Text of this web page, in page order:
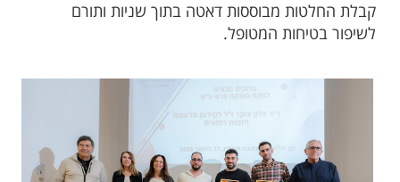
קבלת החלטות מבוססות דאטה בתוך שניות ותורם
לשיפור בטיחות המטופל.